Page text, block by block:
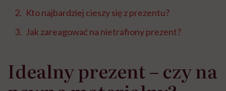
Kto najbardziej cieszy się z prezentu?
Jak zareagować na nietrafiony prezent?
Idealny prezent – czy na